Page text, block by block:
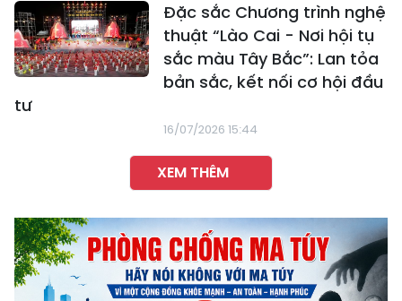
Đặc sắc Chương trình nghệ
thuật “Lào Cai - Nơi hội tụ
sắc màu Tây Bắc”: Lan tỏa
bản sắc, kết nối cơ hội đầu
tư
16/07/2026 15:44
XEM THÊM